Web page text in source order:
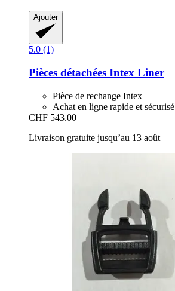
Ajouter
5.0 (1)
Pièces détachées Intex Liner
Pièce de rechange Intex
Achat en ligne rapide et sécurisé
CHF 543.00
Livraison gratuite jusqu’au 13 août